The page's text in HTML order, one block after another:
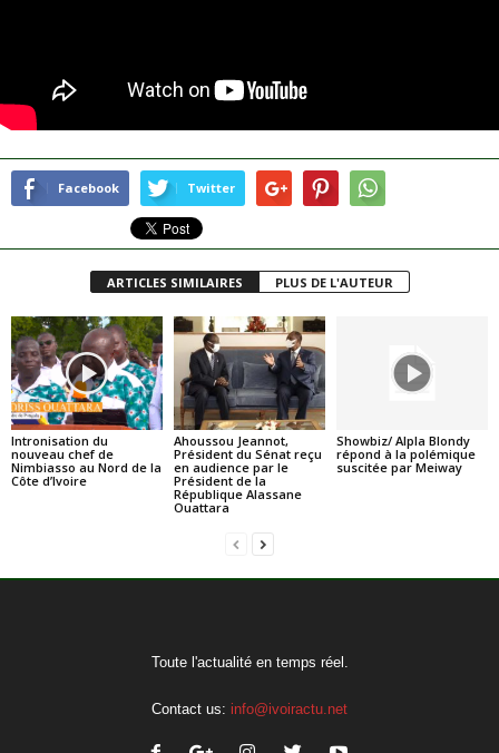
Facebook Twitter
ARTICLES SIMILAIRES PLUS DE L'AUTEUR
Intronisation du
nouveau chef de
Nimbiasso au Nord de la
Côte d’Ivoire
Ahoussou Jeannot,
Président du Sénat reçu
en audience par le
Président de la
République Alassane
Ouattara
Showbiz/ Alpla Blondy
répond à la polémique
suscitée par Meiway
Toute l'actualité en temps réel.
Contact us: info@ivoiractu.net